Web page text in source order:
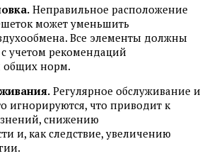
Неправильное расположение
может уменьшить
Все элементы должны
учетом рекомендаций
общих норм.
Регулярное обслуживание и
игнорируются, что приводит к
снижению
и, как следствие, увеличению